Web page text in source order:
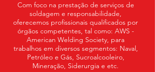
Com foco na prestação de serviços de
soldagem e responsabilidade,
oferecemos profissionais qualificados por
órgãos competentes, tal como: AWS -
American Welding Society, para
trabalhos em diversos segmentos: Naval,
Petróleo e Gás, Sucroalcooleiro,
Mineração, Siderurgia e etc.